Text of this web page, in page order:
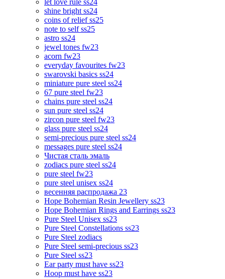
let love rule ss24
shine bright ss24
coins of relief ss25
note to self ss25
astro ss24
jewel tones fw23
acorn fw23
everyday favourites fw23
swarovski basics ss24
miniature pure steel ss24
67 pure steel fw23
chains pure steel ss24
sun pure steel ss24
zircon pure steel fw23
glass pure steel ss24
semi-precious pure steel ss24
messages pure steel ss24
Чистая сталь эмаль
zodiacs pure steel ss24
pure steel fw23
pure steel unisex ss24
весенняя распродажа 23
Hope Bohemian Resin Jewellery ss23
Hope Bohemian Rings and Earrings ss23
Pure Steel Unisex ss23
Pure Steel Constellations ss23
Pure Steel zodiacs
Pure Steel semi-precious ss23
Pure Steel ss23
Ear party must have ss23
Hoop must have ss23